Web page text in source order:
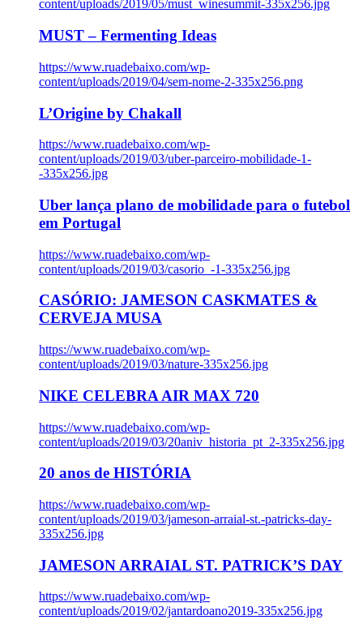
content/uploads/2019/05/must_winesummit-335x256.jpg
MUST – Fermenting Ideas
https://www.ruadebaixo.com/wp-
content/uploads/2019/04/sem-nome-2-335x256.png
L’Origine by Chakall
https://www.ruadebaixo.com/wp-
content/uploads/2019/03/uber-parceiro-mobilidade-1-
-335x256.jpg
Uber lança plano de mobilidade para o futebol
em Portugal
https://www.ruadebaixo.com/wp-
content/uploads/2019/03/casorio_-1-335x256.jpg
CASÓRIO: JAMESON CASKMATES &
CERVEJA MUSA
https://www.ruadebaixo.com/wp-
content/uploads/2019/03/nature-335x256.jpg
NIKE CELEBRA AIR MAX 720
https://www.ruadebaixo.com/wp-
content/uploads/2019/03/20aniv_historia_pt_2-335x256.jpg
20 anos de HISTÓRIA
https://www.ruadebaixo.com/wp-
content/uploads/2019/03/jameson-arraial-st.-patricks-day-
335x256.jpg
JAMESON ARRAIAL ST. PATRICK’S DAY
https://www.ruadebaixo.com/wp-
content/uploads/2019/02/jantardoano2019-335x256.jpg